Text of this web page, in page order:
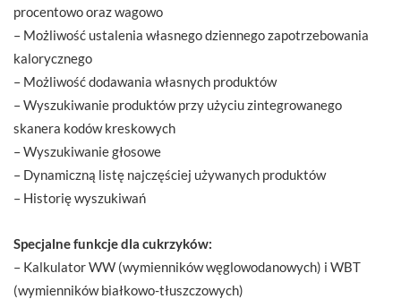
procentowo oraz wagowo
– Możliwość ustalenia własnego dziennego zapotrzebowania
kalorycznego
– Możliwość dodawania własnych produktów
– Wyszukiwanie produktów przy użyciu zintegrowanego
skanera kodów kreskowych
– Wyszukiwanie głosowe
– Dynamiczną listę najczęściej używanych produktów
– Historię wyszukiwań
Specjalne funkcje dla cukrzyków:
– Kalkulator WW (wymienników węglowodanowych) i WBT
(wymienników białkowo-tłuszczowych)